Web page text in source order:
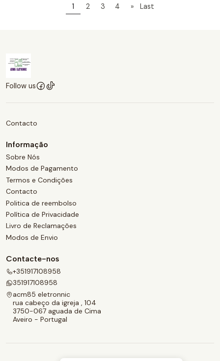
1 2 3 4 » Last
Follow us
Contacto
Informação
Sobre Nós
Modos de Pagamento
Termos e Condições
Contacto
Politica de reembolso
Política de Privacidade
Livro de Reclamações
Modos de Envio
Contacte-nos
+351917108958
351917108958
acm85 eletronnic
rua cabeço da igreja , 104
3750-067 aguada de Cima
Aveiro - Portugal